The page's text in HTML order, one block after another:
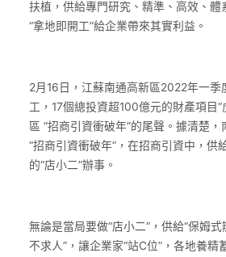
扶植，供給專門研究、精準、高效、體
“拿地即開工”給企業帶來其實利益。
2月16日，江蘇南通高新區2022年一季
工，17個總投資超100億元的財產項目
區 “招商引資衝破年”的尾聲。據清楚
“招商引資衝破年”，在招商引資中，供
的“店小二”辦事。
無論是當局要做“店小二”，供給“保姆
不求人”，讓企業家“站C位”，各地養精